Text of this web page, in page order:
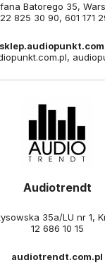
Batorego 35,
22 825 30 90, 601 171
Audiotrendt
35a/LU nr 1,
12 686 10 15
audiotrendt.com.pl